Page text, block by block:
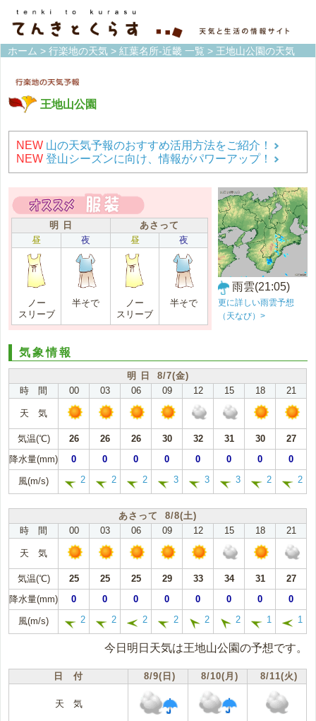
ホーム > 行楽地の天気 > 紅葉名所-近畿 一覧 > 王地山公園の天気
王地山公園
NEW 山の天気予報のおすすめ活用方法をご紹介！
NEW 登山シーズンに向け、情報がパワーアップ！
明 日
あさって
昼
夜 昼 夜
ノー
スリーブ
半そで
ノー
スリーブ
半そで
雨雲(21:05)
更に詳しい雨雲予想
（天なび）>
気象情報
明 日 8/7(金)
時 間
00 03 06 09 12 15 18 21
天 気
気温(℃) 26 26 26 30 32 31 30
27
降水量(mm)
0 0 0 0 0 0 0 0
風(m/s) 2 2 2 3 3 3 2 2
あさって 8/8(土)
時 間
00 03 06 09 12 15 18 21
天 気
気温(℃) 25 25 25 29 33 34 31
27
降水量(mm)
0 0 0 0 0 0 0 0
風(m/s) 2 2 2 2 2 2 1 1
今日明日天気は王地山公園の予想です。
日 付 8/9(日) 8/10(月) 8/11(火)
天 気